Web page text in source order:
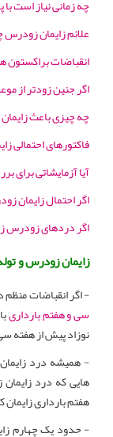
چه زمانی نیاز است
علائم زایمان
انقباضات
اگر جنین زودتر از
چه چیزی باعث
فاکتورهای
آیا آزمایشاتی برای
اگر احتمال زایمان
اگر دردهای زودرس
زایمان زودرس و
- اگر انقباضات
سی و هفتم بارداری
نوزاد پیش از هفته
- همیشه درد
هایی که درد
هفتم بارداری زایمان
- حدود یک چهارم